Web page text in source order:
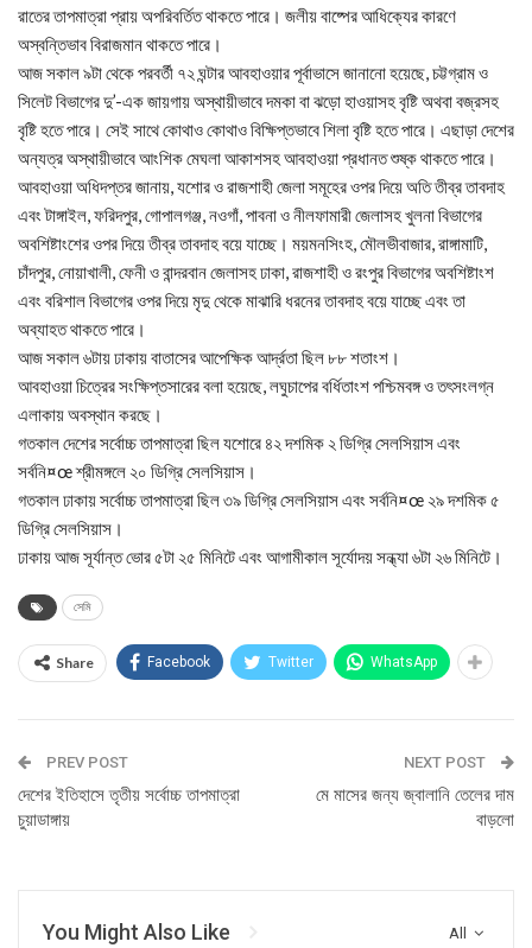
রাতের তাপমাত্রা প্রায় অপরিবর্তিত থাকতে পারে। জলীয় বাষ্পের আধিক্যের কারণে
অস্বন্তিভাব বিরাজমান থাকতে পারে।
আজ সকাল ৯টা থেকে পরবর্তী ৭২ ঘন্টার আবহাওয়ার পূর্বাভাসে জানানো হয়েছে, চট্টগ্রাম ও
সিলেট বিভাগের দু’-এক জায়গায় অস্থায়ীভাবে দমকা বা ঝড়ো হাওয়াসহ বৃষ্টি অথবা বজ্রসহ
বৃষ্টি হতে পারে। সেই সাথে কোথাও কোথাও বিক্ষিপ্তভাবে শিলা বৃষ্টি হতে পারে। এছাড়া দেশের
অন্যত্র অস্থায়ীভাবে আংশিক মেঘলা আকাশসহ আবহাওয়া প্রধানত শুষ্ক থাকতে পারে।
আবহাওয়া অধিদপ্তর জানায়, যশোর ও রাজশাহী জেলা সমূহের ওপর দিয়ে অতি তীব্র তাবদাহ
এবং টাঙ্গাইল, ফরিদপুর, গোপালগঞ্জ, নওগাঁ, পাবনা ও নীলফামারী জেলাসহ খুলনা বিভাগের
অবশিষ্টাংশের ওপর দিয়ে তীব্র তাবদাহ বয়ে যাচ্ছে। ময়মনসিংহ, মৌলভীবাজার, রাঙ্গামাটি,
চাঁদপুর, নোয়াখালী, ফেনী ও বান্দরবান জেলাসহ ঢাকা, রাজশাহী ও রংপুর বিভাগের অবশিষ্টাংশ
এবং বরিশাল বিভাগের ওপর দিয়ে মৃদু থেকে মাঝারি ধরনের তাবদাহ বয়ে যাচ্ছে এবং তা
অব্যাহত থাকতে পারে।
আজ সকাল ৬টায় ঢাকায় বাতাসের আপেক্ষিক আর্দ্রতা ছিল ৮৮ শতাংশ।
আবহাওয়া চিত্রের সংক্ষিপ্তসারের বলা হয়েছে, লঘুচাপের বর্ধিতাংশ পশ্চিমবঙ্গ ও তৎসংলগ্ন
এলাকায় অবস্থান করছে।
গতকাল দেশের সর্বোচ্চ তাপমাত্রা ছিল যশোরে ৪২ দশমিক ২ ডিগ্রি সেলসিয়াস এবং
সর্বনি¤œ শ্রীমঙ্গলে ২০ ডিগ্রি সেলসিয়াস।
গতকাল ঢাকায় সর্বোচ্চ তাপমাত্রা ছিল ৩৯ ডিগ্রি সেলসিয়াস এবং সর্বনি¤œ ২৯ দশমিক ৫
ডিগ্রি সেলসিয়াস।
ঢাকায় আজ সূর্যান্ত ভোর ৫টা ২৫ মিনিটে এবং আগামীকাল সূর্যোদয় সন্ধ্যা ৬টা ২৬ মিনিটে।
সেমি
Share Facebook Twitter WhatsApp
PREV POST
দেশের ইতিহাসে তৃতীয় সর্বোচ্চ তাপমাত্রা
চুয়াডাঙ্গায়
NEXT POST
মে মাসের জন্য জ্বালানি তেলের দাম
বাড়লো
All
You Might Also Like